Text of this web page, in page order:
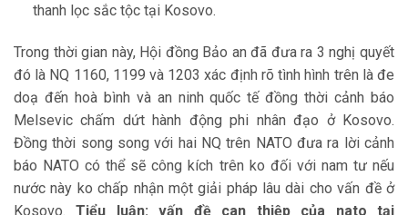
thanh lọc sắc tộc tại Kosovo.
Trong thời gian này, Hội đồng Bảo an đã đưa ra 3 nghị quyết
đó là NQ 1160, 1199 và 1203 xác định rõ tình hình trên là đe
doạ đến hoà bình và an ninh quốc tế đồng thời cảnh báo
Melsevic chấm dứt hành động phi nhân đạo ở Kosovo.
Đồng thời song song với hai NQ trên NATO đưa ra lời cảnh
báo NATO có thể sẽ công kích trên ko đối với nam tư nếu
nước này ko chấp nhận một giải pháp lâu dài cho vấn đề ở
Kosovo.Tiểu luận: vấn đề can thiệp của nato tại